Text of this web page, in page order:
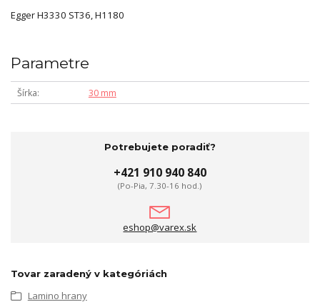
Egger H3330 ST36, H1180
Parametre
Šírka 30 mm
Potrebujete poradiť?
+421 910 940 840
(Po-Pia, 7.30-16 hod.)
eshop@varex.sk
Tovar zaradený v kategóriách
Lamino hrany